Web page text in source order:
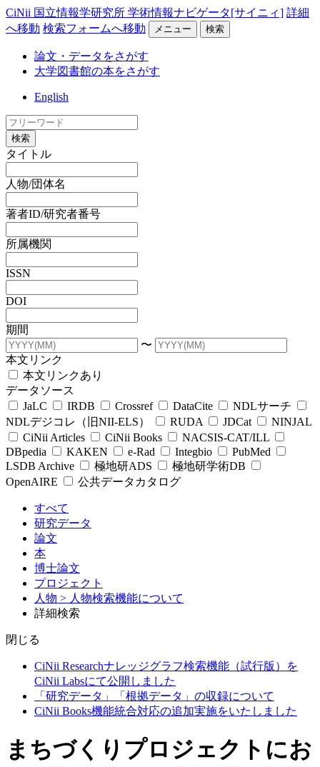
CiNii 国立情報学研究所 学術情報ナビゲータ[サイニィ] 詳細
へ移動 検索フォームへ移動 メニュー 検索
論文・データをさがす
大学図書館の本をさがす
English
検索
タイトル
人物/団体名
著者ID/研究者番号
所属機関
ISSN
DOI
期間
〜
本文リンク
本文リンクあり
データソース
JaLC
IRDB Crossref DataCite
NDLサーチ
NDLデジコレ（旧NII-ELS）
RUDA JDCat
NINJAL
CiNii Articles
CiNii Books
NACSIS-CAT/ILL
DBpedia
KAKEN e-Rad Integbio
PubMed
LSDB Archive
極地研ADS
極地研学術DB
OpenAIRE
公共データカタログ
すべて
研究データ
論文
本
博士論文
プロジェクト
人物 > 人物検索機能について
詳細検索
閉じる
CiNii Researchナレッジグラフ検索機能（試行版）を
CiNii Labsにて公開しました
「研究データ」「根拠データ」の収録について
CiNii Books機能統合対応の追加実施をいたしました
まちづくりプロジェクトにお